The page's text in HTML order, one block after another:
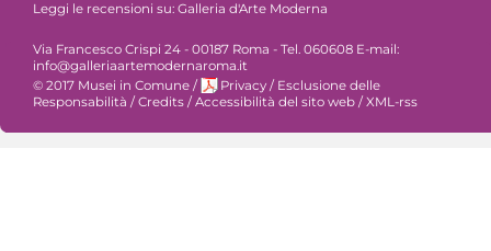
Leggi le recensioni su: Galleria d'Arte Moderna
Via Francesco Crispi 24 - 00187 Roma - Tel. 060608 E-mail:
info@galleriaartemodernaroma.it
© 2017 Musei in Comune / Privacy / Esclusione delle
Responsabilità / Credits / Accessibilità del sito web / XML-rss